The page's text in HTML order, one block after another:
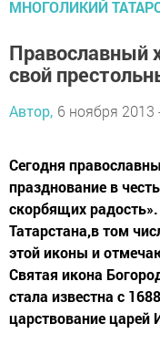
МНОГОЛИКИЙ
Православный
свой
Автор, 6 ноября 2013
Сегодня
празднование в
скорбящих
Татарстана,в том
этой иконы и
Святая икона
стала известна с
царствование царей